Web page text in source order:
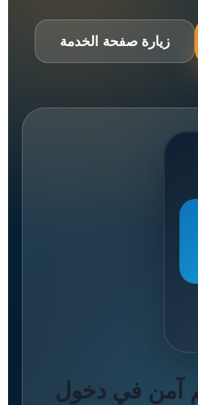
زيارة صفحة الخدمة
آمن في دخول